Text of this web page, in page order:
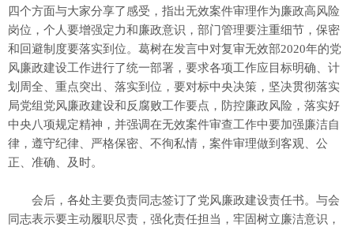
四个方面与大家分享了感受，指出无效案件审理作为廉政高风险
岗位，个人要增强定力和廉政意识，部门管理要注重细节，保密
和回避制度要落实到位。葛树在发言中对复审无效部2020年的党
风廉政建设工作进行了统一部署，要求各项工作应目标明确、计
划周全、重点突出、落实到位，要对标中央决策，坚决贯彻落实
局党组党风廉政建设和反腐败工作要点，防控廉政风险，落实好
中央八项规定精神，并强调在无效案件审查工作中要加强廉洁自
律，遵守纪律、严格保密、不徇私情，案件审理做到客观、公
正、准确、及时。
会后，各处主要负责同志签订了党风廉政建设责任书。与会
同志表示要主动履职尽责，强化责任担当，牢固树立廉洁意识，